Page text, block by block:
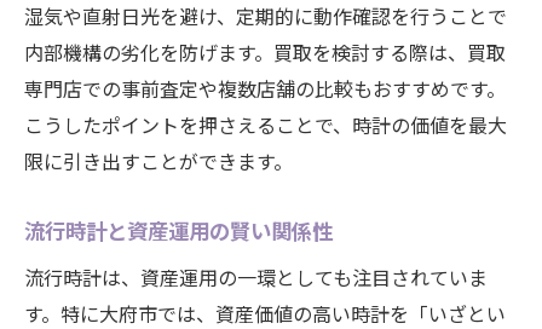
湿気や直射日光を避け、定期的に動作確認を行うことで
内部機構の劣化を防げます。買取を検討する際は、買取
専門店での事前査定や複数店舗の比較もおすすめです。
こうしたポイントを押さえることで、時計の価値を最大
限に引き出すことができます。
流行時計と資産運用の賢い関係性
流行時計は、資産運用の一環としても注目されていま
す。特に大府市では、資産価値の高い時計を「いざとい